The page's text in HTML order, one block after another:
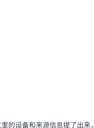
的设备和来源信息提了出来